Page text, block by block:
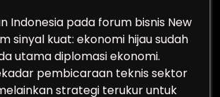
Indonesia pada forum bisnis New
sinyal kuat: ekonomi hijau sudah
utama diplomasi ekonomi.
pembicaraan teknis sektor
strategi terukur untuk